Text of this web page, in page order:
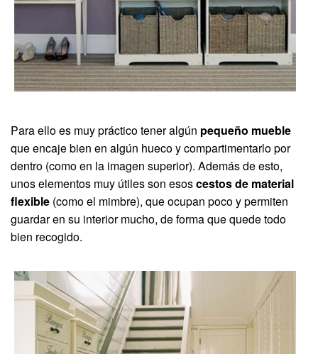
Para ello es muy práctico tener algún pequeño mueble
que encaje bien en algún hueco y compartimentarlo por
dentro (como en la imagen superior). Además de esto,
unos elementos muy útiles son esoscestos de material
flexible (como el mimbre), que ocupan poco y permiten
guardar en su interior mucho, de forma que quede todo
bien recogido.